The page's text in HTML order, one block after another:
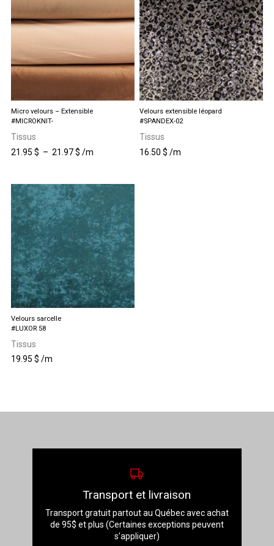
Micro velours – Extensible
21.95 $ – 21.97$Plage
21.95 $
à
21.97 $
/m
#MICROKNIT-
Tissus
Ce
plusieurs
variations.
Les
options
peuvent
être
choisies
sur
la
page
du
produit
Velours extensible léopard
16.50$ /m
#SPANDEX-02
Tissus
Velours sarcelle
19.95 $ /m
#LUXOR 58
Tissus
Transport et livraison
Transport gratuit partout au Québec avec achat
de 95$ et plus (Certaines exceptions peuvent
s'appliquer)